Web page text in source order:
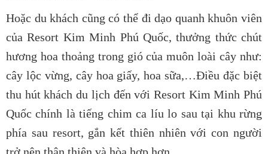
Hoặc du khách cũng có thể đi dạo quanh khuôn viên
của Resort Kim Minh Phú Quốc, thưởng thức chút
hương hoa thoảng trong gió của muôn loài cây như:
cây lộc vừng, cây hoa giấy, hoa sữa,…Điều đặc biệt
thu hút khách du lịch đến với Resort Kim Minh Phú
Quốc chính là tiếng chim ca líu lo sau tại khu rừng
phía sau resort, gắn kết thiên nhiên với con người